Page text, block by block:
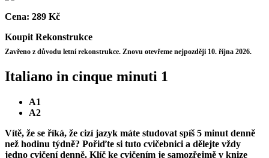
Cena: 289 Kč
Koupit Rekonstrukce
Zavřeno z důvodu letní rekonstrukce. Znovu otevřeme nejpozději 10. října 2026.
Italiano in cinque minuti 1
A1
A2
Vítě, že se říká, že cizí jazyk máte studovat spíš 5 minut denně
než hodinu týdně? Pořiďte si tuto cvičebnici a dělejte vždy
jedno cvičení denně. Klíč ke cvičením je samozřejmě v knize